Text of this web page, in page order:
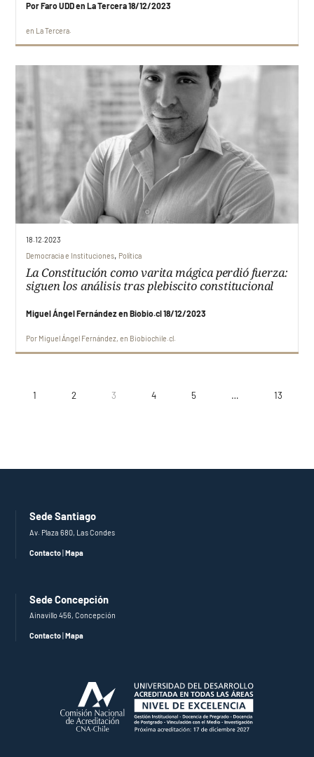
Por Faro UDD en La Tercera 18/12/2023
en La Tercera
18.12.2023
Democracia e Instituciones, Política
La Constitución como varita mágica perdió fuerza:
siguen los análisis tras plebiscito constitucional
Miguel Ángel Fernández en Biobio.cl 18/12/2023
Por Miguel Ángel Fernández en Biobiochile.cl
1 2 3 4 5 … 13
Sede Santiago
Av. Plaza 680, Las Condes
Contacto|Mapa
Sede Concepción
Ainavillo 456, Concepción
Contacto |Mapa